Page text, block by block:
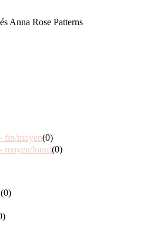
Anna Rose Patterns
fin/moyen(0)
moyen/lourd(0)
(0)
)